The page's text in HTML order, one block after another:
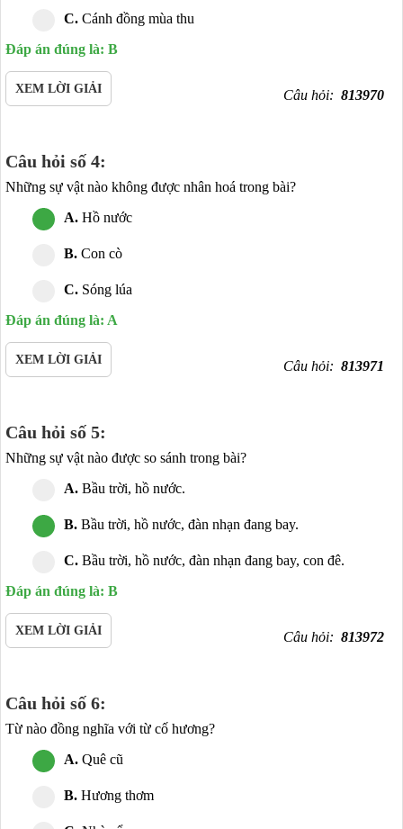
C. Cánh đồng mùa thu
Đáp án đúng là: B
XEM LỜI GIẢI Câu hỏi: 813970
Câu hỏi số 4:
Những sự vật nào không được nhân hoá trong bài?
A. Hồ nước
B. Con cò
C. Sóng lúa
Đáp án đúng là: A
XEM LỜI GIẢI Câu hỏi: 813971
Câu hỏi số 5:
Những sự vật nào được so sánh trong bài?
A. Bầu trời, hồ nước.
B. Bầu trời, hồ nước, đàn nhạn đang bay.
C. Bầu trời, hồ nước, đàn nhạn đang bay, con đê.
Đáp án đúng là: B
XEM LỜI GIẢI Câu hỏi: 813972
Câu hỏi số 6:
Từ nào đồng nghĩa với từ cố hương?
A. Quê cũ
B. Hương thơm